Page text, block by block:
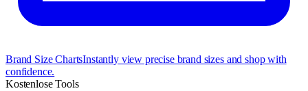
Brand Size ChartsInstantly view precise brand sizes and shop with
confidence.
Kostenlose Tools